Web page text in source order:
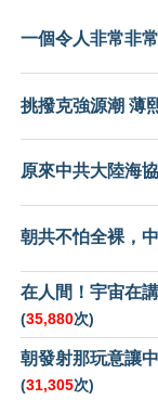
一個令人非常非
挑撥克強源潮 薄
原來中共大陸海
朝共不怕全裸，
在人間！宇宙在
(35,880次)
朝發射那玩意讓
(31,305次)